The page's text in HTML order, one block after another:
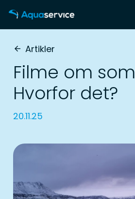
arrow_back Artikler
Filme om
Hvorfor det?
20.11.25